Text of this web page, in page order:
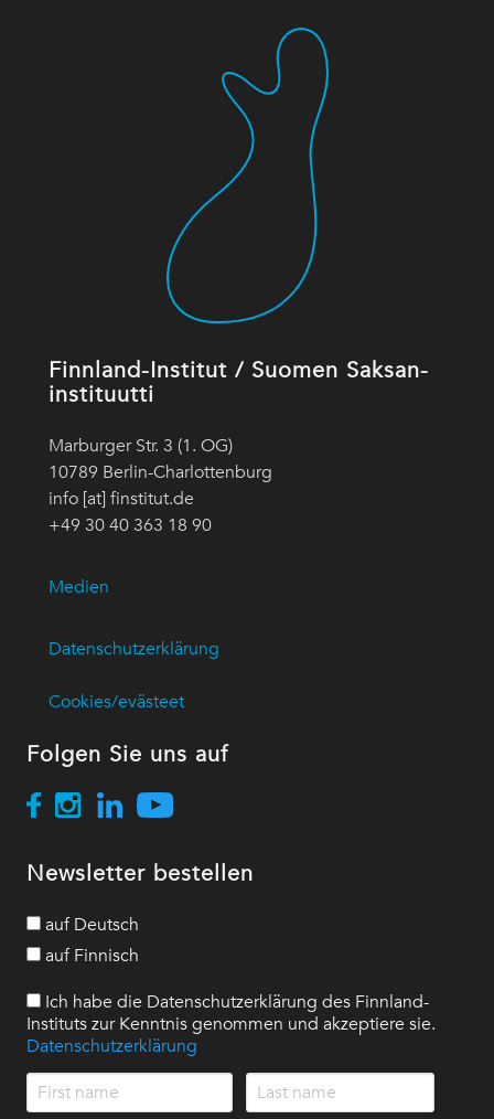
Finnland-Institut / Suomen Saksan-
instituutti
Marburger Str. 3 (1. OG)
10789 Berlin-Charlottenburg
info [at] finstitut.de
+49 30 40 363 18 90
Medien
Datenschutzerklärung
Cookies/evästeet
Folgen Sie uns auf
Newsletter bestellen
auf Deutsch
auf Finnisch
Ich habe die Datenschutzerklärung des Finnland-
Instituts zur Kenntnis genommen und akzeptiere sie.
Datenschutzerklärung